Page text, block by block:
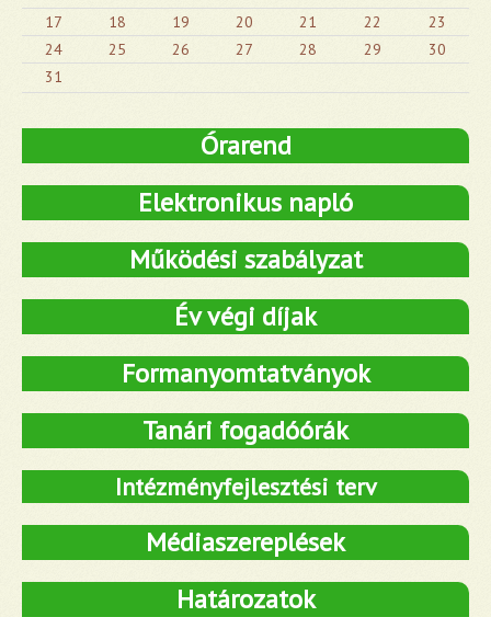
17
18 19 20 21 22
23
24
25 26 27 28 29
30
31
Órarend
Elektronikus napló
Működési szabályzat
Év végi díjak
Formanyomtatványok
Tanári fogadóórák
Intézményfejlesztési terv
Médiaszereplések
Határozatok